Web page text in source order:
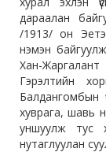
дараалан
/1913/ он
нэмэн
Хан-
Гэрэлтийн
Балдангомбын
хуврага, шавь
уншуулж тус
нутаглуулан